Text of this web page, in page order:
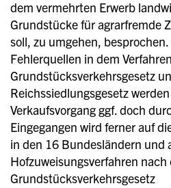
dem vermehrten Erwerb
Grundstücke für agrarfremde
soll, zu umgehen,
Fehlerquellen in dem
Grundstücksverkehrsgesetz
Reichssiedlungsgesetz
Verkaufsvorgang ggf. doch
Eingegangen wird ferner auf
in den 16 Bundesländern und
Hofzuweisungsverfahren nach
Grundstücksverkehrsgesetz